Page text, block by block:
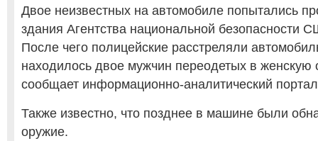
Двое неизвестных на автомобиле попытались
здания Агентства национальной безопасности
После чего полицейские расстреляли
находилось двое мужчин переодетых в женскую
сообщает информационно-аналитический
Также известно, что позднее в машине были
оружие.